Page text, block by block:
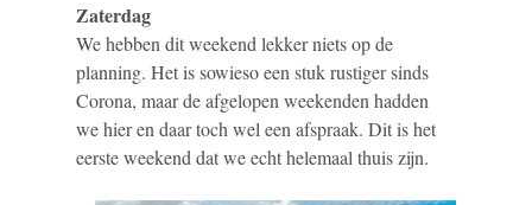
Zaterdag
We hebben dit weekend lekker niets op de
planning. Het is sowieso een stuk rustiger sinds
Corona, maar de afgelopen weekenden hadden
we hier en daar toch wel een afspraak. Dit is het
eerste weekend dat we echt helemaal thuis zijn.